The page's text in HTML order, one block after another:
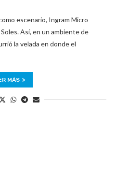
escenario, Ingram Micro
Así, en un ambiente de
la velada en donde el
MÁS